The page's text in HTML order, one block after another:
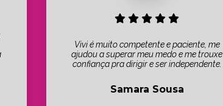
Vivi é muito competente e paciente, me
ajudou a superar meu medo e me trouxe
confiança pra dirigir e ser independente.
Samara Sousa